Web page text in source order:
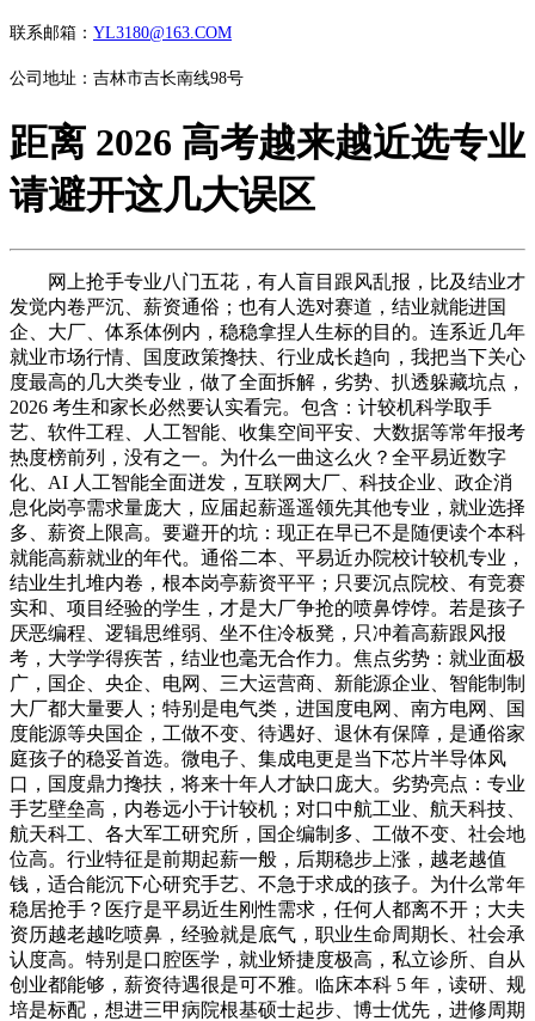
联系邮箱： YL3180@163.COM
公司地址：吉林市吉长南线98号
距离 2026 高考越来越近选专业
请避开这几大误区
网上抢手专业八门五花，有人盲目跟风乱报，比及结业才
发觉内卷严沉、薪资通俗；也有人选对赛道，结业就能进国
企、大厂、体系体例内，稳稳拿捏人生标的目的。连系近几年
就业市场行情、国度政策搀扶、行业成长趋向，我把当下关心
度最高的几大类专业，做了全面拆解，劣势、扒透躲藏坑点，
2026 考生和家长必然要认实看完。包含：计较机科学取手
艺、软件工程、人工智能、收集空间平安、大数据等常年报考
热度榜前列，没有之一。为什么一曲这么火？全平易近数字
化、AI 人工智能全面迸发，互联网大厂、科技企业、政企消
息化岗亭需求量庞大，应届起薪遥遥领先其他专业，就业选择
多、薪资上限高。要避开的坑：现正在早已不是随便读个本科
就能高薪就业的年代。通俗二本、平易近办院校计较机专业，
结业生扎堆内卷，根本岗亭薪资平平；只要沉点院校、有竞赛
实和、项目经验的学生，才是大厂争抢的喷鼻饽饽。若是孩子
厌恶编程、逻辑思维弱、坐不住冷板凳，只冲着高薪跟风报
考，大学学得疾苦，结业也毫无合作力。焦点劣势：就业面极
广，国企、央企、电网、三大运营商、新能源企业、智能制制
大厂都大量要人；特别是电气类，进国度电网、南方电网、国
度能源等央国企，工做不变、待遇好、退休有保障，是通俗家
庭孩子的稳妥首选。微电子、集成电更是当下芯片半导体风
口，国度鼎力搀扶，将来十年人才缺口庞大。劣势亮点：专业
手艺壁垒高，内卷远小于计较机；对口中航工业、航天科技、
航天科工、各大军工研究所，国企编制多、工做不变、社会地
位高。行业特征是前期起薪一般，后期稳步上涨，越老越值
钱，适合能沉下心研究手艺、不急于求成的孩子。为什么常年
稳居抢手？医疗是平易近生刚性需求，任何人都离不开；大夫
资历越老越吃喷鼻，经验就是底气，职业生命周期长、社会承
认度高。特别是口腔医学，就业矫捷度极高，私立诊所、自从
创业都能够，薪资待遇很是可不雅。临床本科 5 年，读研、规
培是标配，想进三甲病院根基硕士起步、博士优先，进修周期